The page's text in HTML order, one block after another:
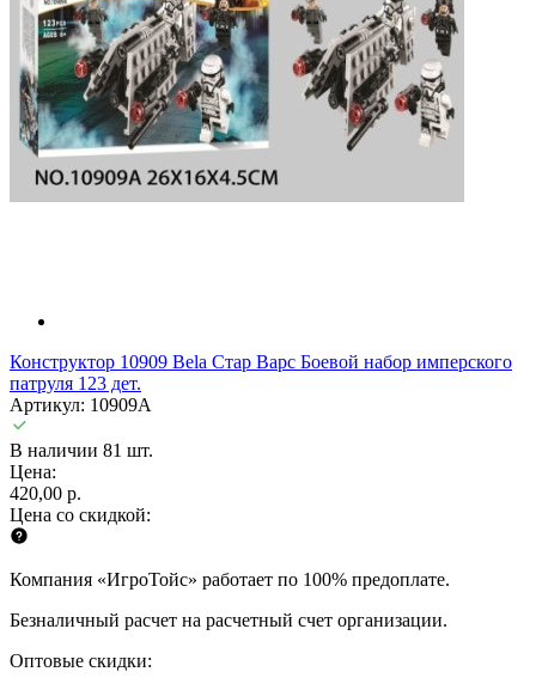
Конструктор 10909 Bela Стар Варс Боевой набор имперского
патруля 123 дет.
Артикул: 10909A
В наличии 81 шт.
Цена:
420,00 р.
Цена со скидкой:
Компания «ИгроТойс» работает по 100% предоплате.
Безналичный расчет на расчетный счет организации.
Оптовые скидки: